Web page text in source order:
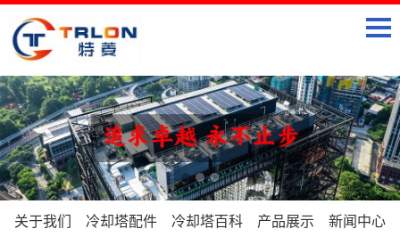
关于我们 冷却塔配件 冷却塔百科 产品展示
新闻中心